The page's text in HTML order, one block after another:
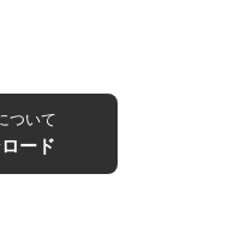
ついて
ード